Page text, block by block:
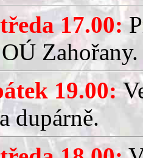
17.00:
Zahořany.
19.00:
dupárně.